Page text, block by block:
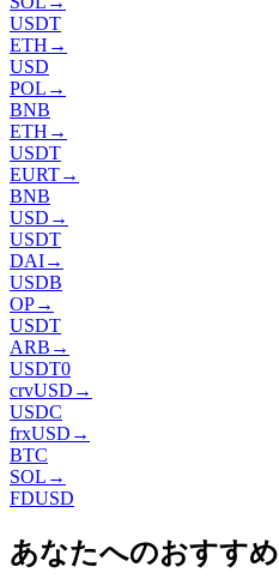
USDT
ETH →
USD
POL →
BNB
ETH →
USDT
EURT→
BNB
USD →
USDT
DAI→
USDB
OP→
USDT
ARB →
USDT0
crvUSD →
USDC
frxUSD →
BTC
SOL →
FDUSD
あなたへのおすすめ